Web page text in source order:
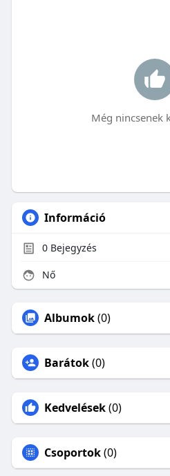
Még nincsenek
Információ
0Bejegyzés
Nő
Albumok(0)
Barátok(0)
Kedvelések(0)
Csoportok(0)